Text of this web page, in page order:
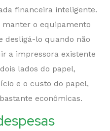
financeira inteligente.
manter o equipamento
desligá-lo quando não
a impressora existente
lados do papel,
e o custo do papel,
econômicas.